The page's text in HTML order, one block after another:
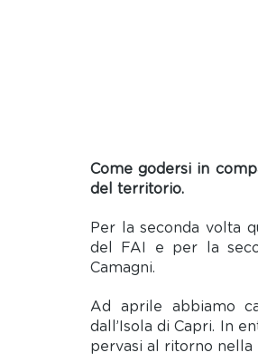
Come godersi in
del territorio.
Per la seconda volta
del FAI e per la
Camagni.
Ad aprile abbiamo
dall’Isola di Capri. In
pervasi al ritorno nella